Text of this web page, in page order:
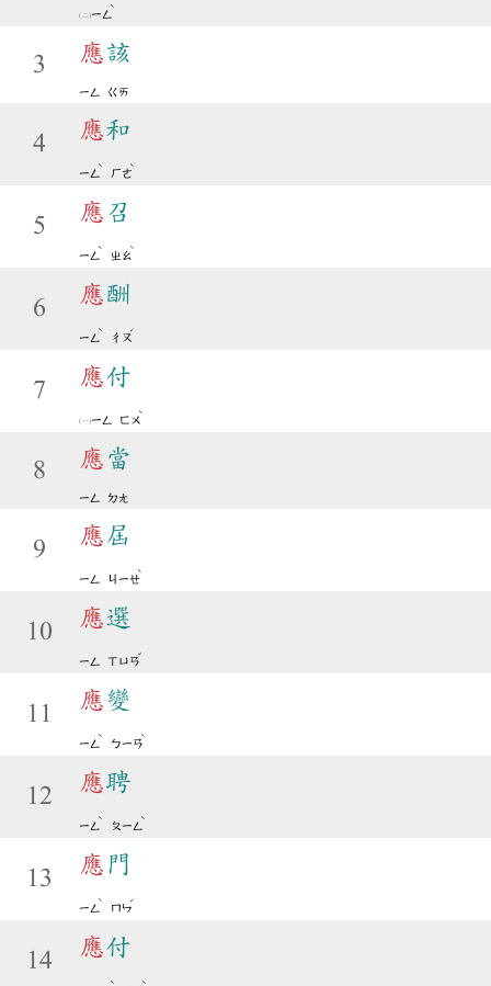
ㄧㄥ
ˋ
3 應該
ㄧㄥ ㄍㄞ
4
應和
ㄧㄥ
ˋ
ㄏㄜ
ˋ
5
應 召
ㄧㄥ
ˋ
ㄓㄠ
ˋ
6
應酬
ㄧㄥ
ˋ
ㄔㄡ
ˊ
7
應付
ㄧㄥ ㄈㄨ
ˋ
8 應 當
ㄧㄥ ㄉㄤ
9
應屆
ㄧㄥ ㄐㄧㄝ
ˋ
10
應選
ㄧㄥ ㄒㄩㄢ
ˇ
11
應 變
ㄧㄥ
ˋ
ㄅㄧㄢ
ˋ
12
應聘
ㄧㄥ
ˋ
ㄆㄧㄥ
ˋ
13
應 門
ㄧㄥ
ˋ
ㄇㄣ
ˊ
14
應付
ˋ ˋ